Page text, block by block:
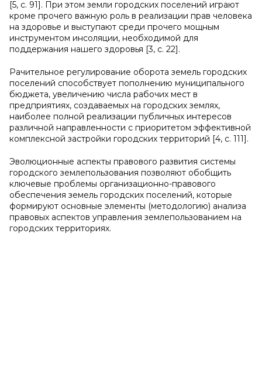
[5, c. 91]. При этом земли городских поселений играют
кроме прочего важную роль в реализации прав человека
на здоровье и выступают среди прочего мощным
инструментом инсоляции, необходимой для
поддержания нашего здоровья [3, c. 22].
Рачительное регулирование оборота земель городских
поселений способствует пополнению муниципального
бюджета, увеличению числа рабочих мест в
предприятиях, создаваемых на городских землях,
наиболее полной реализации публичных интересов
различной направленности с приоритетом эффективной
комплексной застройки городских территорий [4, c. 111].
Эволюционные аспекты правового развития системы
городского землепользования позволяют обобщить
ключевые проблемы организационно-правового
обеспечения земель городских поселений, которые
формируют основные элементы (методологию) анализа
правовых аспектов управления землепользованием на
городских территориях.